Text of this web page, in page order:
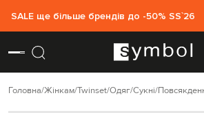
SALE ще більше брендів до -50% SS`26
Головна Жінкам Twinset Одяг Сукні